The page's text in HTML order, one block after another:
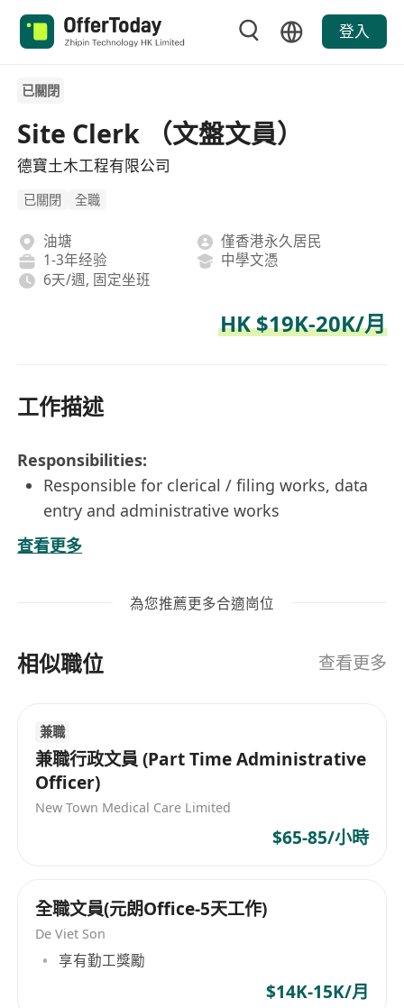
登入
已關閉
Site Clerk （文盤文員）
德寶土木工程有限公司
已關閉 全職
油塘
僅香港永久居民
1-3年经验
中學文憑
6天/週, 固定坐班
HK $19K-20K/月
工作描述
Responsibilities:
Responsible for clerical / filing works, data
entry and administrative works
Ability to handle project co-ordination and
documentation
F.5 / HKDSE or above with clerical /
Good typing skills (both Chinese and
Valid Green Card
Willing to work at construction site office
查看更多
為您推薦更多合適崗位
相似職位 查看更多
兼職
兼職行政文員 (Part Time Administrative
Officer)
New Town Medical Care Limited
$65-85/小時
全職文員(元朗Office-5天工作)
De Viet Son
享有勤工獎勵
$14K-15K/月